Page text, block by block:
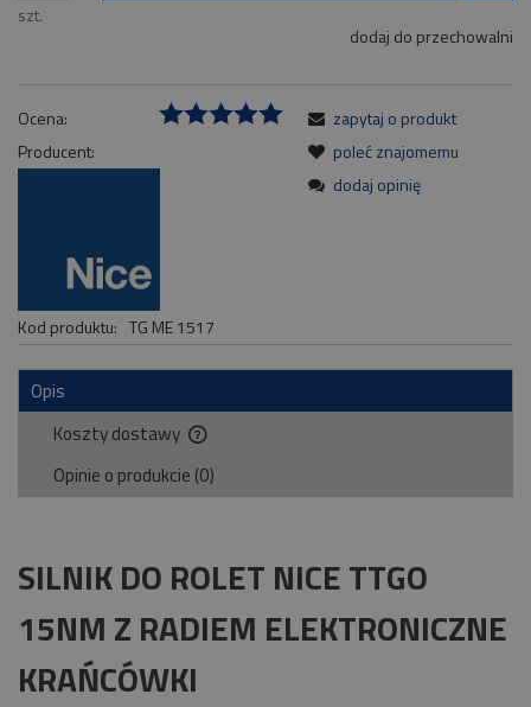
szt.
dodaj do przechowalni
Ocena:
Producent:
Kod produktu: TG ME 1517
zapytaj o produkt
poleć znajomemu
dodaj opinię
Opis
Koszty dostawy
Cena nie zawiera ewentualnych kosztów płatności
Opinie o produkcie (0)
SILNIK DO ROLET NICE TTGO
15NM Z RADIEM ELEKTRONICZNE
KRAŃCÓWKI